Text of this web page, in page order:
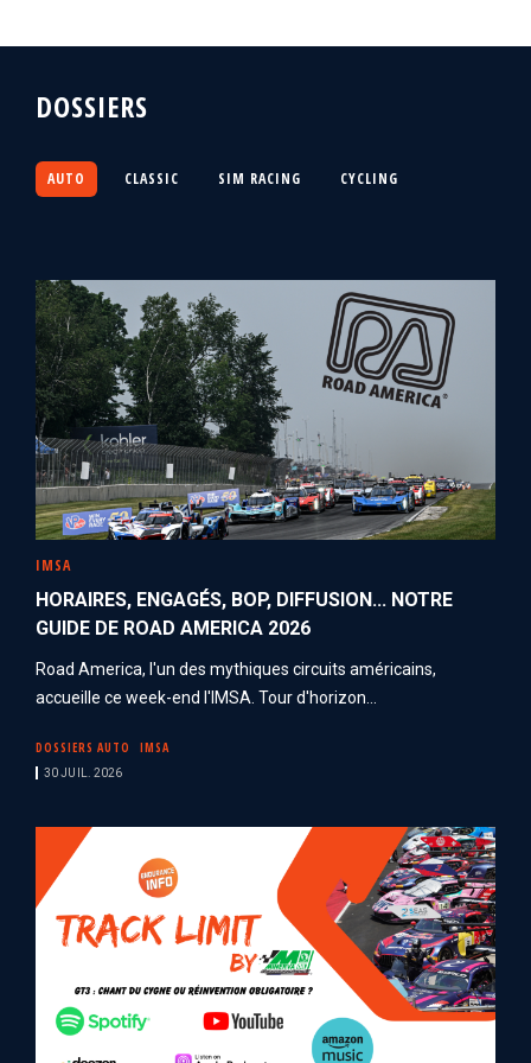
DOSSIERS
AUTO CLASSIC SIM RACING CYCLING
IMSA
HORAIRES, ENGAGÉS, BOP, DIFFUSION... NOTRE
GUIDE DE ROAD AMERICA 2026
Road America, l'un des mythiques circuits américains,
accueille ce week-end l'IMSA. Tour d'horizon...
DOSSIERS AUTO IMSA
30 JUIL. 2026